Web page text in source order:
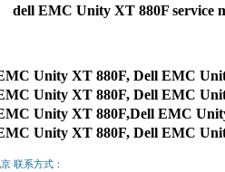
dell EMC Unity XT 880F service
Unity XT 880F, Dell EMC
Unity XT 880F, Dell EMC
Unity XT 880F,Dell EMC
联系方式：